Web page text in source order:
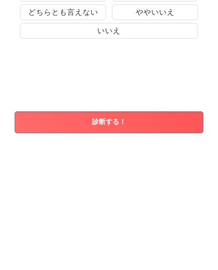
どちらとも言えない ややいいえ
いいえ